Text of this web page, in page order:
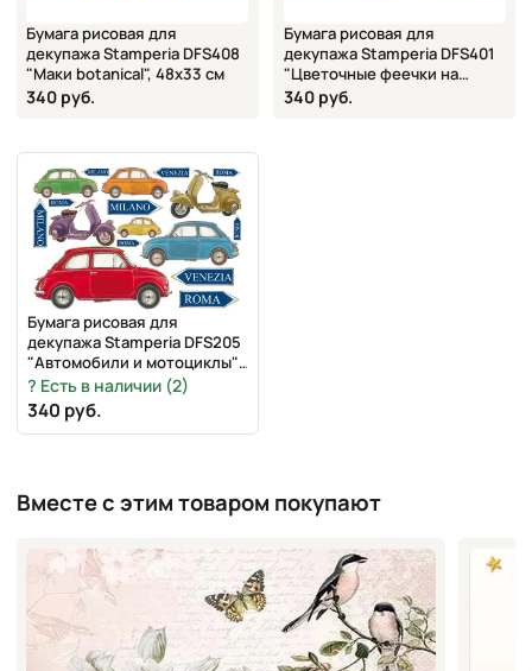
Бумага рисовая для
декупажа Stamperia DFS408
"Маки botanical", 48х33 см
340 руб.
Бумага рисовая для
декупажа Stamperia DFS401
"Цветочные феечки на
голубом", 48х33 см
340 руб.
Бумага рисовая для
декупажа Stamperia DFS205
"Автомобили и мотоциклы",
48х33 см
Есть в наличии (2)
340 руб.
Вместе с этим товаром покупают